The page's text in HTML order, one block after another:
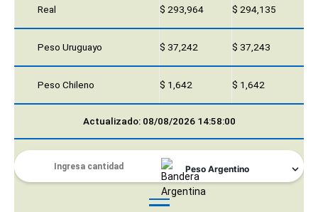
Real $ 293,964 $ 294,135
Peso Uruguayo $ 37,242 $ 37,243
Peso Chileno $ 1,642 $ 1,642
Actualizado: 08/08/2026 14:58:00